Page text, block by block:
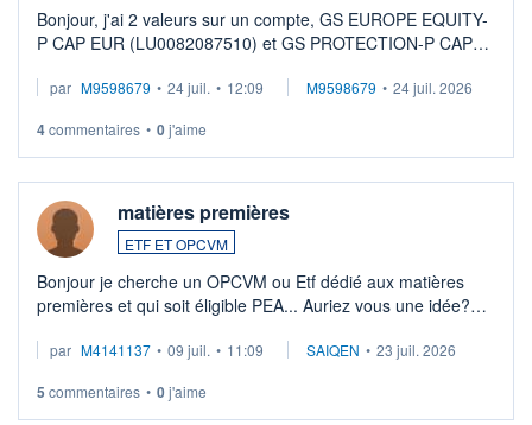
Bonjour, j'ai 2 valeurs sur un compte, GS EUROPE EQUITY-
P CAP EUR (LU0082087510) et GS PROTECTION-P CAP
veux procéder à la vente, on me signale ...
par M9598679 • 24 juil. • 12:09 M9598679 • 24 juil. 2026
4commentaires • 0j'aime
matières premières
ETF ET OPCVM
Bonjour je cherche un OPCVM ou Etf dédié aux matières
premières et qui soit éligible PEA... Auriez vous une idée?
par M4141137 • 09 juil. • 11:09 SAIQEN • 23 juil. 2026
5 commentaires • 0j'aime